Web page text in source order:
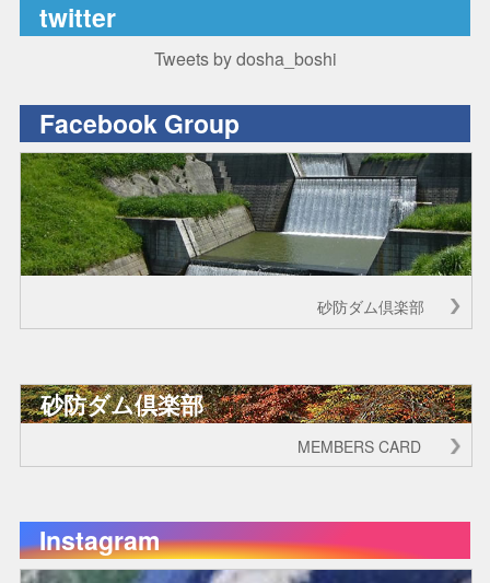
twitter
Tweets by dosha_boshi
Facebook Group
砂防ダム倶楽部
砂防ダム倶楽部
MEMBERS CARD
Instagram